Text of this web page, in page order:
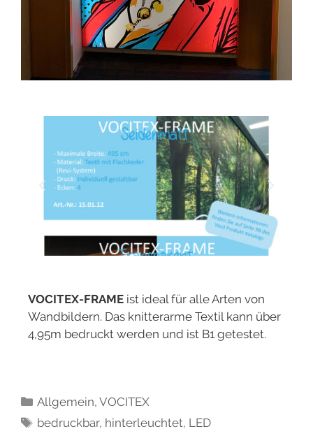
VOCITEX-FRAME ist ideal für alle Arten von
Wandbildern. Das knitterarme Textil kann über
4,95m bedruckt werden und ist B1 getestet.
Allgemein,VOCITEX
bedruckbar, hinterleuchtet, LED